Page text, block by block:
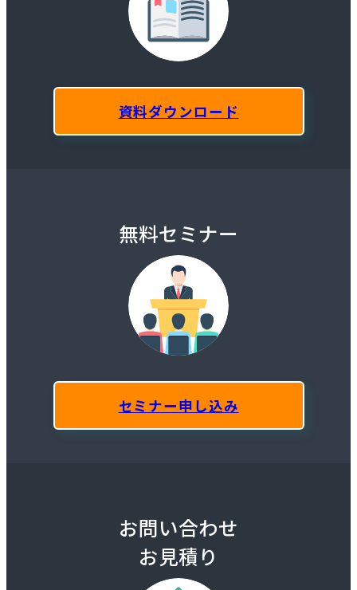
資料ダウンロード
無料セミナー
セミナー申し込み
お問い合わせ
お見積り